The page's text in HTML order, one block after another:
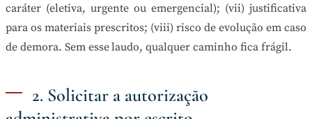
caráter (eletiva, urgente ou emergencial); (vii) justificativa
para os materiais prescritos; (viii) risco de evolução em caso
de demora. Sem esse laudo, qualquer caminho fica frágil.
2. Solicitar a autorização